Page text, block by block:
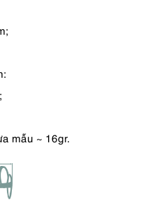
mẫu ~ 16gr.